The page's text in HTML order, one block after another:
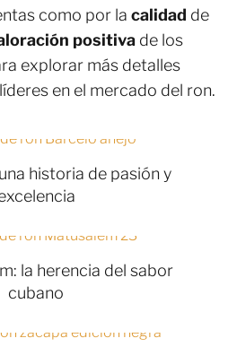
como por la calidad de
positiva de los
explorar más detalles
en el mercado del ron.
historia de pasión y
la herencia del sabor
cubano